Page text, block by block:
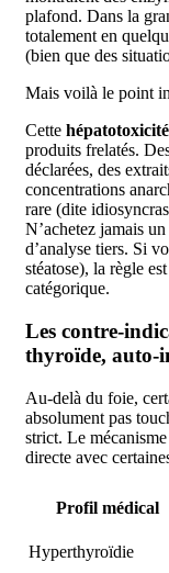
plafond. Dans la
totalement en
(bien que des
Mais voilà le point
Cette
produits frelatés.
déclarées, des
concentrations
rare (dite
N’achetez jamais
d’analyse tiers. Si
stéatose), la règle
catégorique.
Les contre-
thyroïde, auto-
Au-delà du foie,
absolument pas
strict. Le
directe avec
Profil médical
Hyperthyroïdie